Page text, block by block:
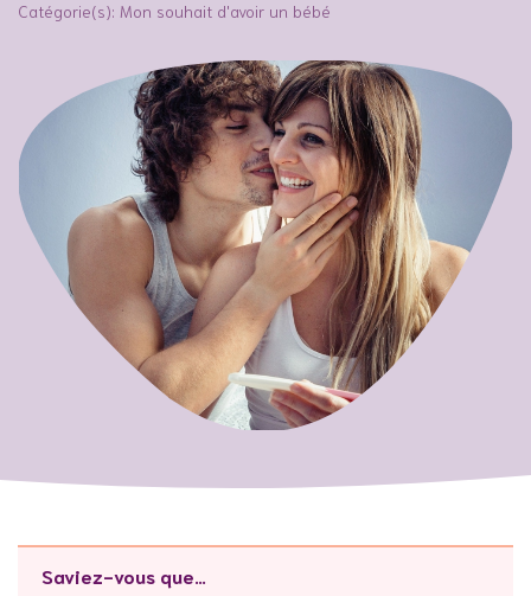
Catégorie(s): Mon souhait d'avoir un bébé
Saviez-vous que…